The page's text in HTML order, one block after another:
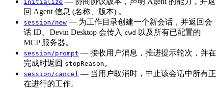
initialize
回 Agent 信息 (名称、版本) 。
session/new — 为工作目录创建一个新会话，并返回会
话 ID。Devin Desktop 会传入 cwd 以及所有已配置的
MCP 服务器。
session/prompt — 接收用户消息，推进提示轮次，并在
完成时返回 stopReason 。
session/cancel — 当用户取消时，中止该会话中所有正
在进行的工作。